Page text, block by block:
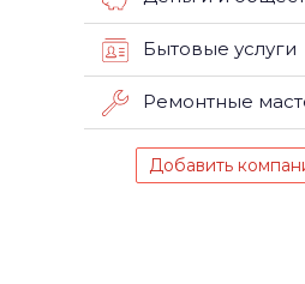
Бытовые услуги
Ремонтные
Добавить